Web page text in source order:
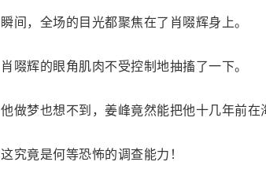
瞬间，全场的目光都聚焦在了肖啜辉身上。
肖啜辉的眼角肌肉不受控制地抽搐了一下。
他做梦也想不到，姜峰竟然能把他十几年前在
这究竟是何等恐怖的调查能力！